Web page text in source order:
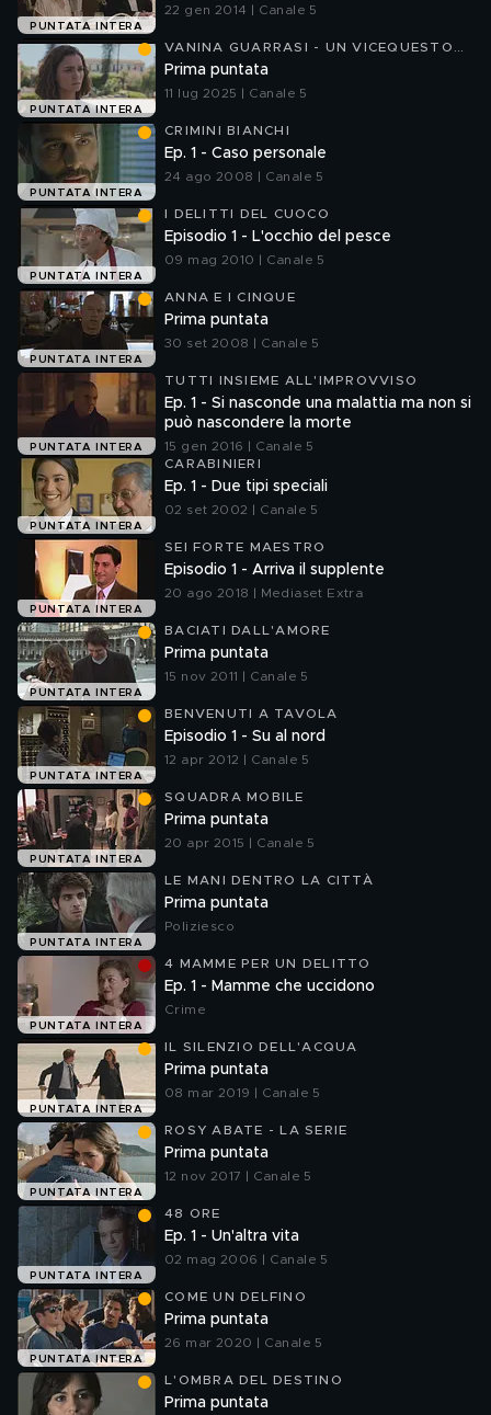
PUNTATA INTERA
22 gen 2014 | Canale 5
PUNTATA INTERA
VANINA GUARRASI - UN VICEQUESTORE
A CATANIA
Prima puntata
11 lug 2025 | Canale 5
PUNTATA INTERA
CRIMINI BIANCHI
Ep. 1 - Caso personale
24 ago 2008 | Canale 5
PUNTATA INTERA
I DELITTI DEL CUOCO
Episodio 1 - L'occhio del pesce
09 mag 2010 | Canale 5
PUNTATA INTERA
ANNA E I CINQUE
Prima puntata
30 set 2008 | Canale 5
PUNTATA INTERA
TUTTI INSIEME ALL'IMPROVVISO
Ep. 1 - Si nasconde una malattia ma non si
può nascondere la morte
15 gen 2016 | Canale 5
PUNTATA INTERA
CARABINIERI
Ep. 1 - Due tipi speciali
02 set 2002 | Canale 5
PUNTATA INTERA
SEI FORTE MAESTRO
Episodio 1 - Arriva il supplente
20 ago 2018 | Mediaset Extra
PUNTATA INTERA
BACIATI DALL'AMORE
Prima puntata
15 nov 2011 | Canale 5
PUNTATA INTERA
BENVENUTI A TAVOLA
Episodio 1 - Su al nord
12 apr 2012 | Canale 5
PUNTATA INTERA
SQUADRA MOBILE
Prima puntata
20 apr 2015 | Canale 5
PUNTATA INTERA
LE MANI DENTRO LA CITTÀ
Prima puntata
Poliziesco
PUNTATA INTERA
4 MAMME PER UN DELITTO
Ep. 1 - Mamme che uccidono
Crime
PUNTATA INTERA
IL SILENZIO DELL'ACQUA
Prima puntata
08 mar 2019 | Canale 5
PUNTATA INTERA
ROSY ABATE - LA SERIE
Prima puntata
12 nov 2017 | Canale 5
PUNTATA INTERA
48 ORE
Ep. 1 - Un'altra vita
02 mag 2006 | Canale 5
PUNTATA INTERA
COME UN DELFINO
Prima puntata
26 mar 2020 | Canale 5
L'OMBRA DEL DESTINO
Prima puntata